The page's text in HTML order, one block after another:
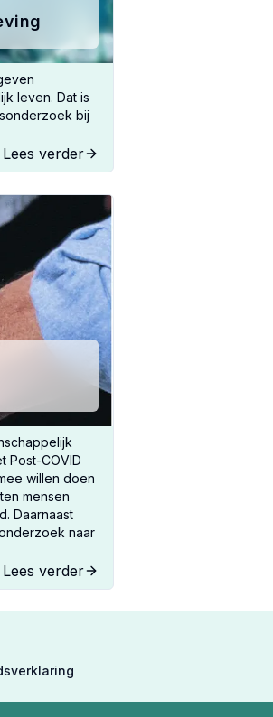
leven. Dat is
bij
Lees verder
Post-COVID
willen doen
mensen
Daarnaast
naar
Lees verder